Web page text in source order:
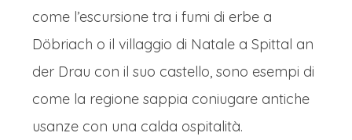
Mercatini di Natale Stiria e Carinzia: i
Mercatini dei Krampus Giorno 2
COLAZIONE
Colazione in hotel.
MARIAZELL, IL CUORE SPIRITUALE
come l’escursione tra i fumi di erbe a
Döbriach o il villaggio di Natale a Spittal an
der Drau con il suo castello, sono esempi di
come la regione sappia coniugare antiche
usanze con una calda ospitalità.